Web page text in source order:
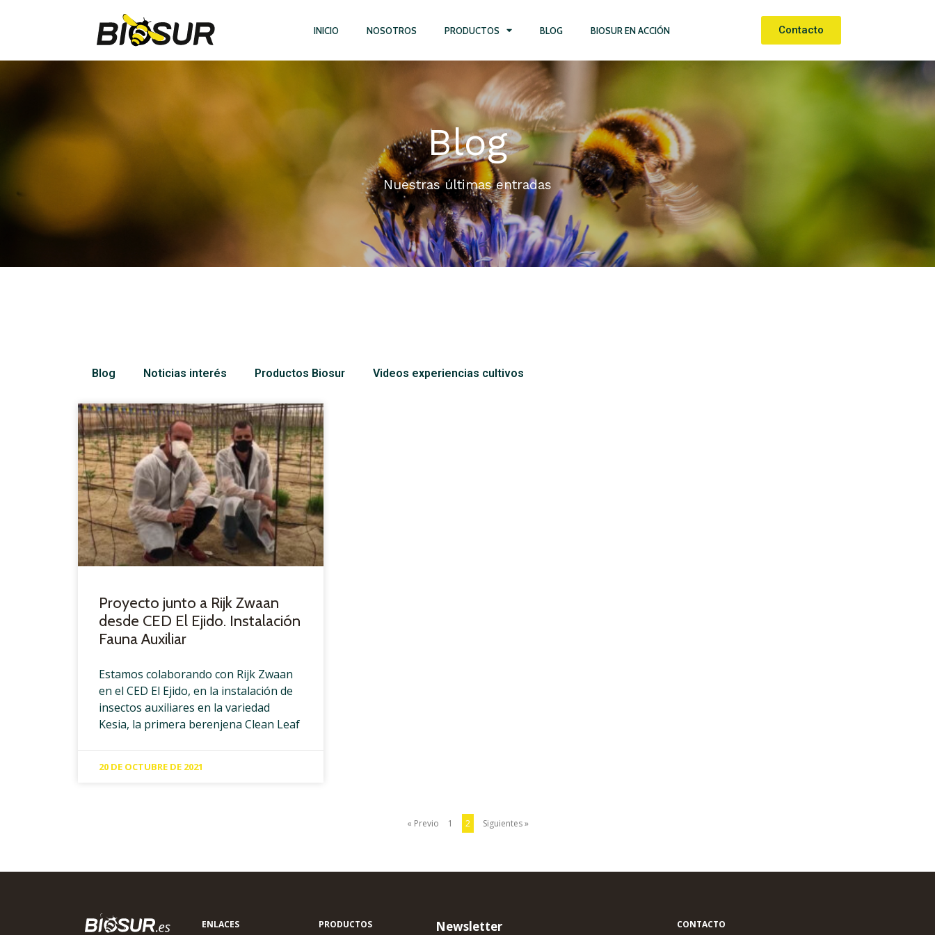
INICIO NOSOTROS PRODUCTOS BLOG BIOSUR EN ACCIÓN Contacto
Blog
Nuestras últimas entradas
Blog Noticias interés Productos Biosur Videos experiencias cultivos
Proyecto junto a Rijk Zwaan
desde CED El Ejido. Instalación
Fauna Auxiliar
Estamos colaborando con Rijk Zwaan
en el CED El Ejido, en la instalación de
insectos auxiliares en la variedad
Kesia, la primera berenjena Clean Leaf
20 DE OCTUBRE DE 2021
« Previo 1 2 Siguientes »
ENLACES PRODUCTOS Newsletter CONTACTO